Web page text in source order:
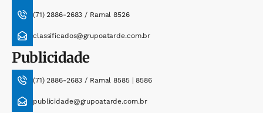
(71) 2886-2683 / Ramal 8526
classificados@grupoatarde.com.br
Publicidade
(71) 2886-2683 / Ramal 8585 | 8586
publicidade@grupoatarde.com.br